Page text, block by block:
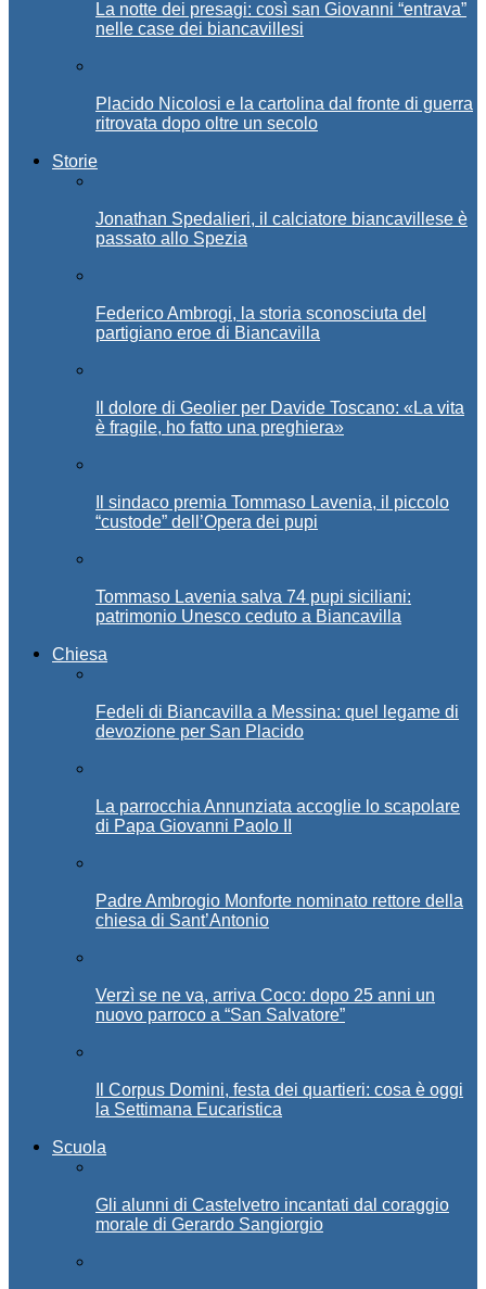
La notte dei presagi: così san Giovanni “entrava”
nelle case dei biancavillesi
Placido Nicolosi e la cartolina dal fronte di guerra
ritrovata dopo oltre un secolo
Storie
Jonathan Spedalieri, il calciatore biancavillese è
passato allo Spezia
Federico Ambrogi, la storia sconosciuta del
partigiano eroe di Biancavilla
Il dolore di Geolier per Davide Toscano: «La vita
è fragile, ho fatto una preghiera»
Il sindaco premia Tommaso Lavenia, il piccolo
“custode” dell’Opera dei pupi
Tommaso Lavenia salva 74 pupi siciliani:
patrimonio Unesco ceduto a Biancavilla
Chiesa
Fedeli di Biancavilla a Messina: quel legame di
devozione per San Placido
La parrocchia Annunziata accoglie lo scapolare
di Papa Giovanni Paolo II
Padre Ambrogio Monforte nominato rettore della
chiesa di Sant’Antonio
Verzì se ne va, arriva Coco: dopo 25 anni un
nuovo parroco a “San Salvatore”
Il Corpus Domini, festa dei quartieri: cosa è oggi
la Settimana Eucaristica
Scuola
Gli alunni di Castelvetro incantati dal coraggio
morale di Gerardo Sangiorgio